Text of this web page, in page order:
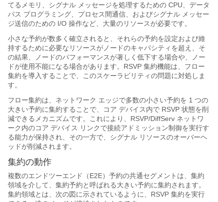
てるメモリ、シグナル メッセージを処理するための CPU、データ
パス プログラミング、プロセス間通信、およびシグナル メッセー
ジ送信のための I/O 操作など、大量のリソースが必要です。
小さな予約が数多く確立されると、それらの予約を設定および維
持するために必要なリソースがノードのキャパシティを超え、そ
の結果、ノードのパフォーマンスが著しく低下する場合や、ノー
ドが使用不能になる場合があります。RSVP 集約機能は、フロー
集約を導入することで、このスケーラビリティの問題に対処しま
す。
フロー集約は、ネットワーク エッジで多数の小さい予約を 1 つの
大きい予約に集約することで、コア デバイス内で RSVP 状態を削
減できるメカニズムです。これにより、RSVP/DiffServ ネットワ
ーク内のコア デバイス リンクで接続アドミッション制御を実行す
る能力が保持され、その一方で、シグナル リソースのオーバーヘ
ッドが削減されます。
集約の動作
複数のエンドツーエンド（E2E）予約の共通セグメントは、集約
領域を介して、集約予約と呼ばれる大きい予約に集約されます。
集約領域とは、次の図に示されているように、RSVP 集約を実行